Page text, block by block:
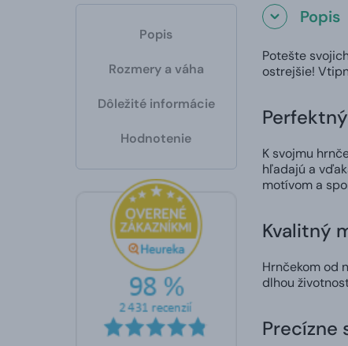
Popis
Rozmery a váha
Dôležité informácie
Hodnotenie
Popis
Potešte
ostrejšie!
K svojmu
hľadajú a
motívom a
Kvalitný
Hrnčekom od
dlhou
Precízne